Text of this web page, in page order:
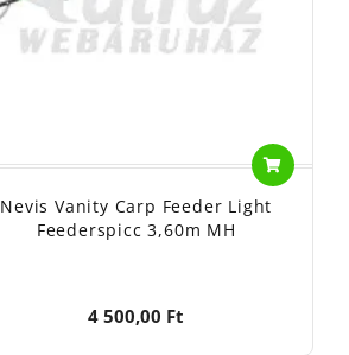
Nevis Vanity Carp Feeder Light
Feederspicc 3,60m MH
4 500,00 Ft